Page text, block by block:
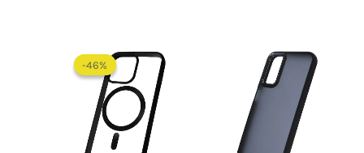
-46%
-46%
precio
original
era:
$ 65.000.